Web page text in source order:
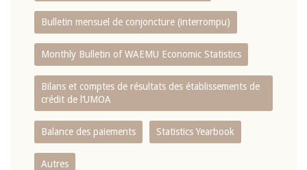
Bulletin mensuel de conjoncture (interrompu)
Monthly Bulletin of WAEMU Economic Statistics
Bilans et comptes de résultats des établissements de
crédit de l‘UMOA
Balance des paiements Statistics Yearbook
Autres